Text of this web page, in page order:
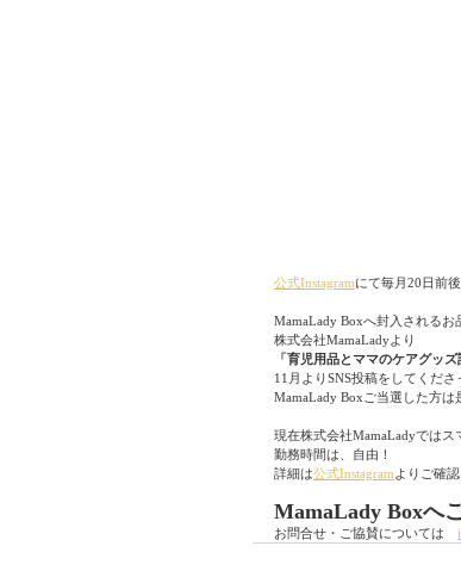
公式Instagramにて毎月20日前
MamaLady Boxへ封入されるお
株式会社MamaLadyより
「育児用品とママのケアグッズ
11月よりSNS投稿をしてくだ
MamaLady Boxご当選した方は
現在株式会社MamaLadyではス
勤務時間は、自由！
詳細は公式Instagram よりご確
MamaLady Boxへ
お問合せ・ご協賛については